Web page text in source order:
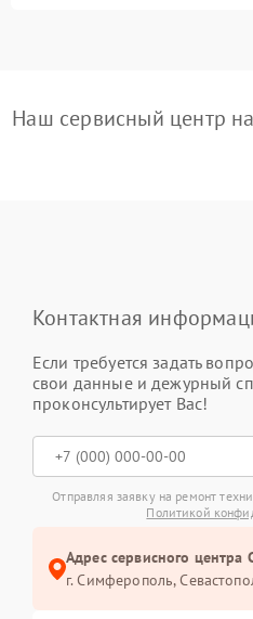
Наш сервисный центр
Контактная
Если требуется задать
свои данные и дежурный
проконсультирует Вас!
Отправляя заявку на ремонт
Политикой
Адрес сервисного
г. Симферополь,